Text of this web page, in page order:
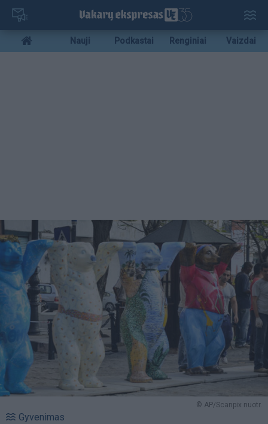
Pereiti
pagrindinį
turinį
Mobile
menu
Nauji Podkastai Renginiai Vaizdai
© AP/Scanpix nuotr.
Gyvenimas